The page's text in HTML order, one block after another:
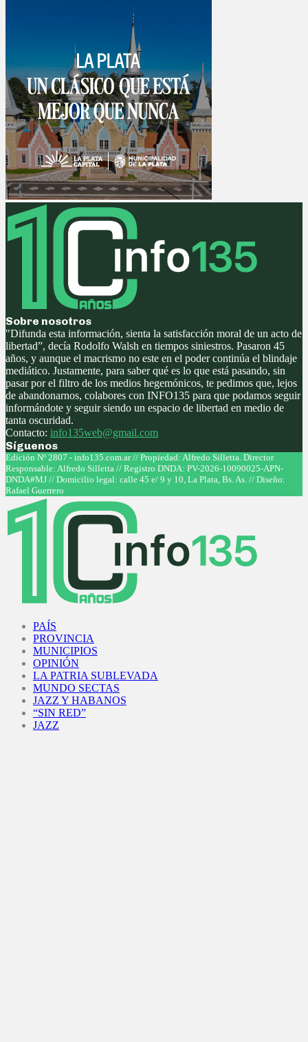
Sobre nosotros
"Difunda esta información, sienta la satisfacción moral de un acto de
libertad”, decía Rodolfo Walsh en tiempos siniestros. Pasaron 45
años, y aunque el macrismo no este en el poder continúa el blindaje
mediático. Justamente, para saber qué es lo que está pasando, sin
pasar por el filtro de los medios hegemónicos, te pedimos que, lejos
de abandonarnos, colabores con INFO135 para que podamos seguir
informándote y seguir siendo un espacio de libertad en medio de
tanta oscuridad.
Contacto: info135web@gmail.com
Síguenos
Facebook
Twitter
Instagram
Youtube
Edición Nº 2807 - info135.com.ar // Propiedad: Alfredo Silletta. Director
Responsable: Alfredo Silletta // Registro DNDA: PV-2026-10090025-APN-
DNDA#MJ // Domicilio legal: calle 45 e/ 9 y 10, La Plata, Bs. As. // Diseño:
Rafael Guerrero
PAÍS
PROVINCIA
MUNICIPIOS
OPINIÓN
LA PATRIA SUBLEVADA
MUNDO SECTAS
JAZZ Y HABANOS
“SIN RED”
JAZZ